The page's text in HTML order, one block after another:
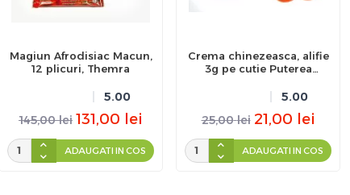
Magiun Afrodisiac Macun,
12 plicuri, Themra
5.00
145,00 lei 131,00 lei
ADAUGATI IN COS
Crema chinezeasca, alifie
3g pe cutie Puterea
5.00
25,00 lei 21,00 lei
ADAUGATI IN COS